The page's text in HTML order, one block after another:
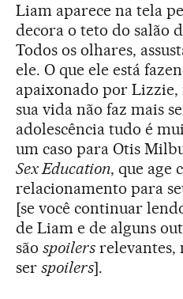
Liam aparece na tela
decora o teto do salão
Todos os olhares,
ele. O que ele está
apaixonado por Lizzie,
sua vida não faz mais
adolescência tudo é
um caso para Otis
Sex Education, que age
relacionamento para
[se você continuar
de Liam e de alguns
são spoilersrelevantes,
ser spoilers].